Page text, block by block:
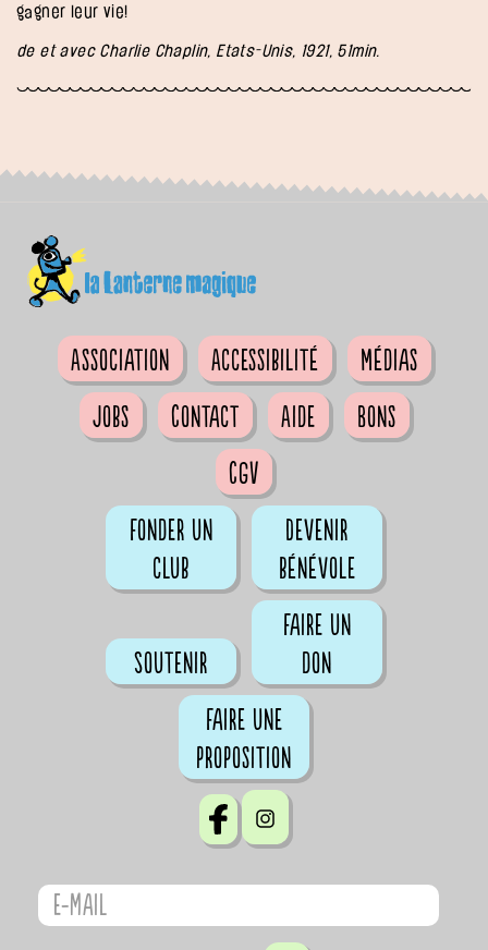
gagner leur vie!
de et avec Charlie Chaplin, Etats-Unis, 1921, 51min.
Association Accessibilité
Médias
Jobs
Contact Aide
Bons
CGV
Fonder un
club
Devenir
bénévole
Soutenir
Faire un
don
Faire une
proposition